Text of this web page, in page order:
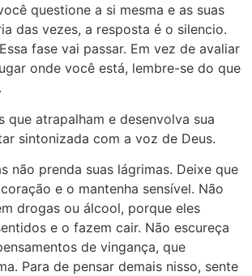
questione a si mesma e as suas
das vezes, a resposta é o silencio.
fase vai passar. Em vez de avaliar
onde você está, lembre-se do que
que atrapalham e desenvolva sua
sintonizada com a voz de Deus.
não prenda suas lágrimas. Deixe que
e o mantenha sensível. Não
drogas ou álcool, porque eles
e o fazem cair. Não escureça
de vingança, que
Para de pensar demais nisso, sente